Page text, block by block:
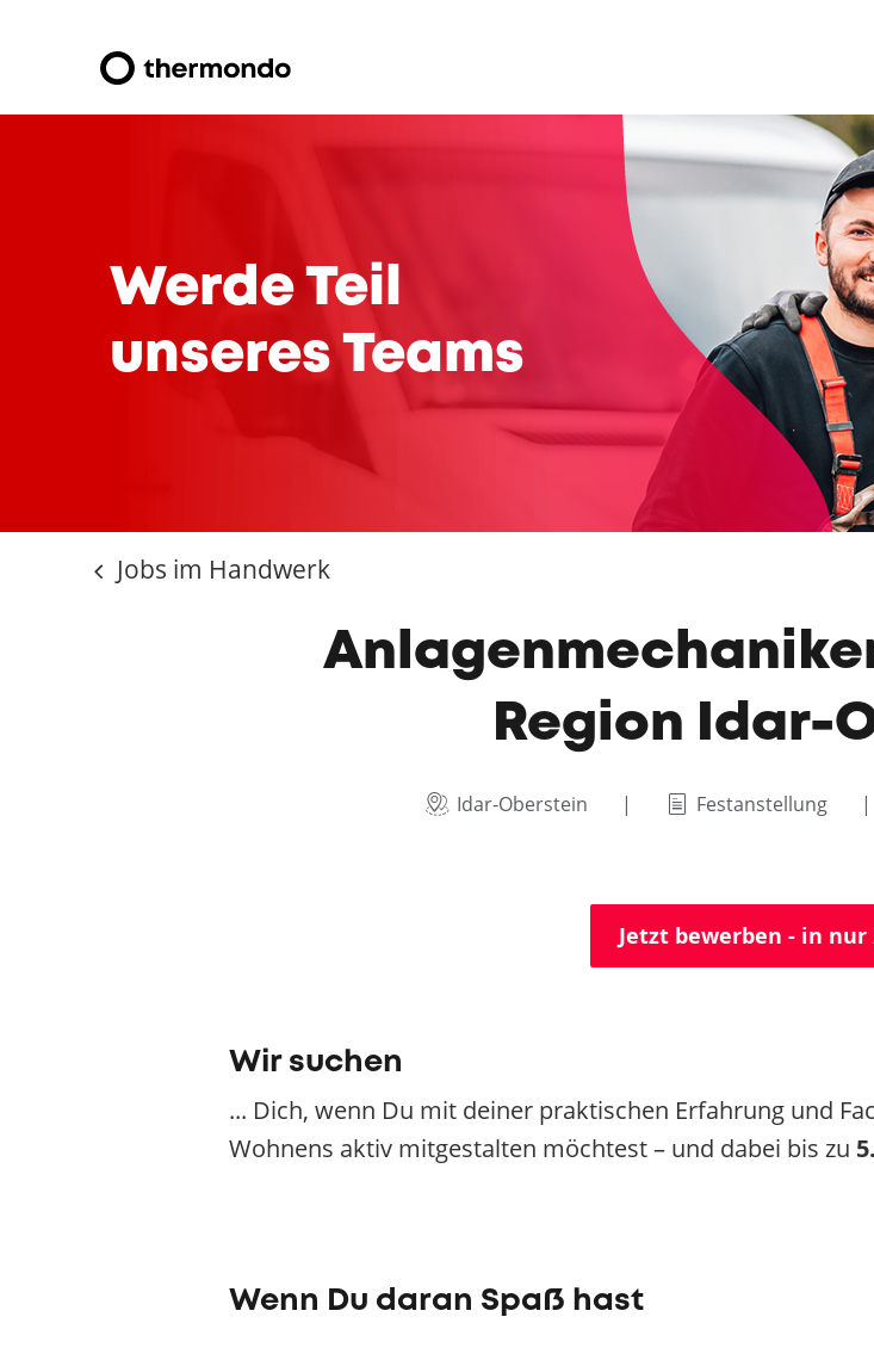
Werde Teil
unseres Teams
Jobs im Handwerk
Region Idar-
Idar-Oberstein Festanstellung
Jetzt bewerben - in
Wir suchen
... Dich, wenn Du mit deiner praktischen Erfahrung und
Wohnens aktiv mitgestalten möchtest – und dabei bis zu 5
Wenn Du daran Spaß hast